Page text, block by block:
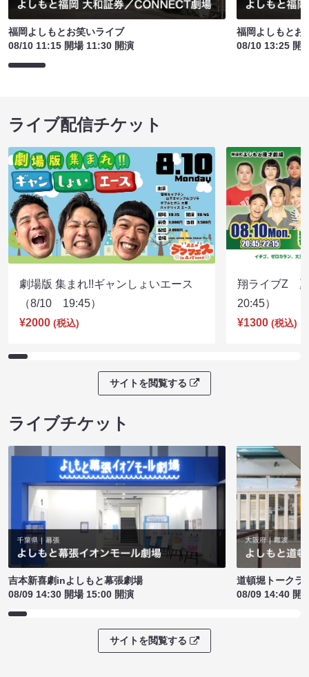
福岡よしもとお笑いライブ
08/10 11:15 開場 11:30 開演
福岡よしもとお
08/10 13:25 開
ライブ配信チケット
劇場版 集まれ!!ギャンしょいエース
（8/10 19:45）
¥2000 (税込)
翔ライブZ
20:45）
¥1300 (税込)
サイトを閲覧する
ライブチケット
吉本新喜劇inよしもと幕張劇場
08/09 14:30 開場 15:00 開演
道頓堀トークラ
08/09 14:40 開
サイトを閲覧する